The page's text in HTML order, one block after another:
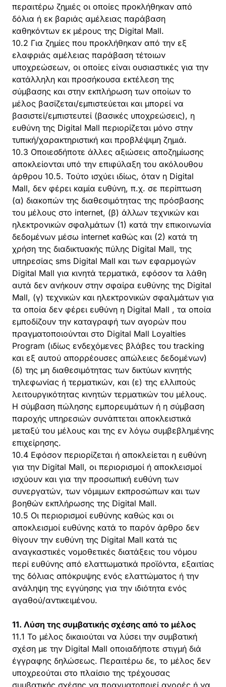
περαιτέρω ζημιές οι οποίες προκλήθηκαν από
δόλια ή εκ βαριάς αμέλειας παράβαση
καθηκόντων εκ μέρους της Digital Mall.
10.2 Για ζημίες που προκλήθηκαν από την εξ
ελαφριάς αμέλειας παράβαση τέτοιων
υποχρεώσεων, οι οποίες είναι ουσιαστικές για την
κατάλληλη και προσήκουσα εκτέλεση της
σύμβασης και στην εκπλήρωση των οπoίων το
μέλος βασίζεται/εμπιστεύεται και μπορεί να
βασιστεί/εμπιστευτεί (βασικές υποχρεώσεις), η
ευθύνη της Digital Mall περιορίζεται μόνο στην
τυπική/χαρακτηριστική και προβλέψιμη ζημιά.
10.3 Οποιεσδήποτε άλλες αξιώσεις αποζημίωσης
αποκλείονται υπό την επιφύλαξη του ακόλουθου
άρθρου 10.5. Τούτο ισχύει ιδίως, όταν η Digital
Mall, δεν φέρει καμία ευθύνη, π.χ. σε περίπτωση
(α) διακοπών της διαθεσιμότητας της πρόσβασης
του μέλους στο internet, (β) άλλων τεχνικών και
ηλεκτρονικών σφαλμάτων (1) κατά την επικοινωνία
δεδομένων μέσω internet καθώς και (2) κατά τη
χρήση της διαδικτυακής πύλης Digital Mall, της
υπηρεσίας sms Digital Mall και των εφαρμογών
Digital Mall για κινητά τερματικά, εφόσον τα λάθη
αυτά δεν ανήκουν στην σφαίρα ευθύνης της Digital
Mall, (γ) τεχνικών και ηλεκτρονικών σφαλμάτων για
τα οποία δεν φέρει ευθύνη η Digital Mall , τα οποία
εμποδίζουν την καταγραφή των αγορών που
πραγματοποιούνται στο Digital Mall Loyalties
Program (ιδίως ενδεχόμενες βλάβες του tracking
και εξ αυτού απορρέουσες απώλειες δεδομένων)
(δ) της μη διαθεσιμότητας των δικτύων κινητής
τηλεφωνίας ή τερματικών, και (ε) της ελλιπούς
λειτουργικότητας κινητών τερματικών του μέλους.
Η σύμβαση πώλησης εμπορευμάτων ή η σύμβαση
παροχής υπηρεσιών συνάπτεται αποκλειστικά
μεταξύ του μέλους και της εν λόγω συμβεβλημένης
επιχείρησης.
10.4 Εφόσον περιορίζεται ή αποκλείεται η ευθύνη
για την Digital Mall, οι περιορισμοί ή αποκλεισμοί
ισχύουν και για την προσωπική ευθύνη των
συνεργατών, των νόμιμων εκπροσώπων και των
βοηθών εκπλήρωσης της Digital Mall.
10.5 Οι περιορισμοί ευθύνης καθώς και οι
αποκλεισμοί ευθύνης κατά το παρόν άρθρο δεν
θίγουν την ευθύνη της Digital Mall κατά τις
αναγκαστικές νομοθετικές διατάξεις του νόμου
περί ευθύνης από ελαττωματικά προϊόντα, εξαιτίας
της δόλιας απόκρυψης ενός ελαττώματος ή την
ανάληψη της εγγύησης για την ιδιότητα ενός
αγαθού/αντικειμένου.
11. Λύση της συμβατικής σχέσης από το μέλος
11.1 Το μέλος δικαιούται να λύσει την συμβατική
σχέση με την Digital Mall οποιαδήποτε στιγμή διά
έγγραφης δηλώσεως. Περαιτέρω δε, το μέλος δεν
υποχρεούται στο πλαίσιο της τρέχουσας
συμβατικής σχέσης να πραγματοποιεί αγορές ή να